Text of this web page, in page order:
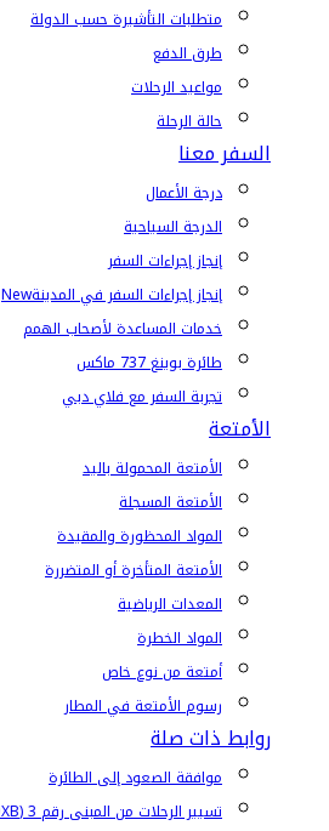
متطلبات التأشيرة حسب الدولة
طرق الدفع
مواعيد الرحلات
حالة الرحلة
السفر معنا
درجة الأعمال
الدرجة السياحية
إنجاز إجراءات السفر
إنجاز إجراءات السفر في المدينةNew
خدمات المساعدة لأصحاب الهمم
طائرة بوينغ 737 ماكس
تجربة السفر مع فلاي دبي
الأمتعة
الأمتعة المحمولة باليد
الأمتعة المسجلة
المواد المحظورة والمقيدة
الأمتعة المتأخرة أو المتضررة
المعدات الرياضية
المواد الخطرة
أمتعة من نوع خاص
رسوم الأمتعة في المطار
روابط ذات صلة
موافقة الصعود إلى الطائرة
تسيير الرحلات من المبنى رقم 3 (DXB)